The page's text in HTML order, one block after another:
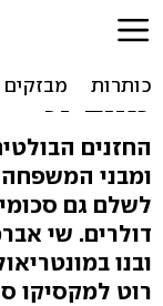
העונה
לעשות
מהבית
החזנים
ומבני
לשלם גם
דולרים. שי
ובנו
רוט למקסיקו